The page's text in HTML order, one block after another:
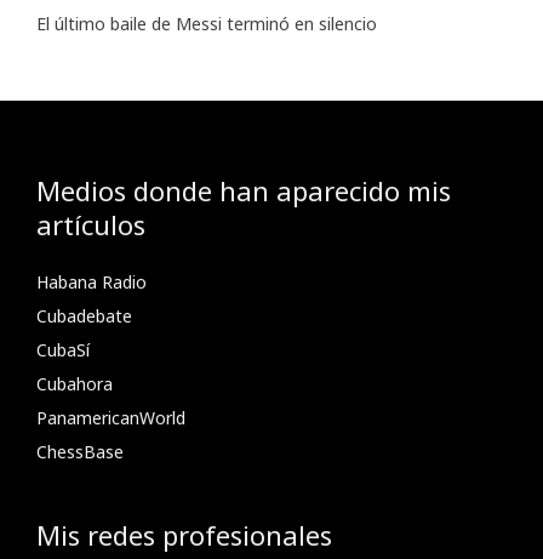
El último baile de Messi terminó en silencio
Medios donde han aparecido mis
artículos
Habana Radio
Cubadebate
CubaSí
Cubahora
PanamericanWorld
ChessBase
Mis redes profesionales